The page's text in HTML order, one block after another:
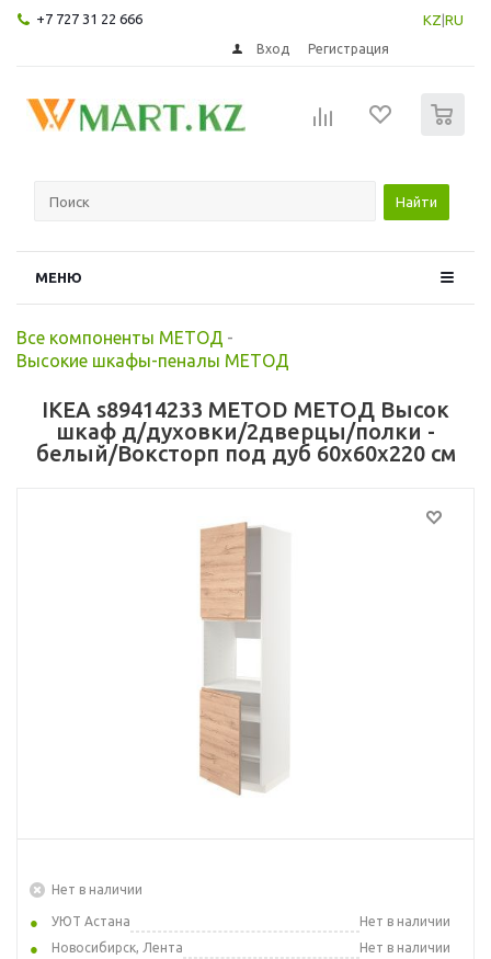
+7 727 31 22 666 KZ RU
Вход Регистрация
Найти
МЕНЮ
Все компоненты МЕТОД -
Высокие шкафы-пеналы МЕТОД
IKEA s89414233 METOD МЕТОД Высок
шкаф д/духовки/2дверцы/полки -
белый/Воксторп под дуб 60x60x220 см
Нет в наличии
УЮТ Астана
Нет в наличии
Новосибирск, Лента
Нет в наличии